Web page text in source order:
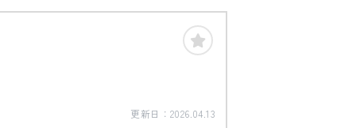
更新日： 2026.04.13